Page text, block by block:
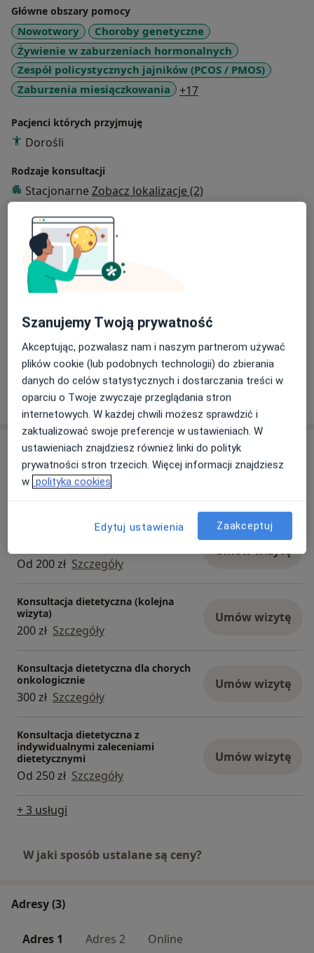
Główne obszary pomocy
Nowotwory
Choroby genetyczne
Żywienie w zaburzeniach hormonalnych
Zespół policystycznych jajników (PCOS / PMOS)
Zaburzenia miesiączkowania
+17
Pacjenci których przyjmuję
Dorośli
Rodzaje konsultacji
Stacjonarne Zobacz lokalizacje (2)
Zdjęcia i filmy
Zobacz galerię (7)
Pokaż więcejo doświadczeniu
Usługi i ceny
Konsultacja dietetyczna
Konsultacja dietetyka klinicznego -
Od 200 zł Szczegóły
Umów wizytę
Konsultacja dietetyczna (kolejna
wizyta)
200 zł Szczegóły
Umów wizytę
Konsultacja dietetyczna dla chorych
onkologicznie
300 zł Szczegóły
Umów wizytę
Konsultacja dietetyczna z
indywidualnymi zaleceniami
dietetycznymi
Od 250 zł Szczegóły
Umów wizytę
+ 3 usługi
W jaki sposób ustalane są ceny?
Adresy (3)
Adres 1 Adres 2 Online
Szanujemy Twoją prywatność
Akceptując, pozwalasz nam i naszym partnerom używać
plików cookie (lub podobnych technologii) do zbierania
danych do celów statystycznych i dostarczania treści w
oparciu o Twoje zwyczaje przeglądania stron
internetowych. W każdej chwili możesz sprawdzić i
zaktualizować swoje preferencje w ustawieniach. W
ustawieniach znajdziesz również linki do polityk
prywatności stron trzecich. Więcej informacji znajdziesz
w polityka cookies
Edytuj ustawienia Zaakceptuj